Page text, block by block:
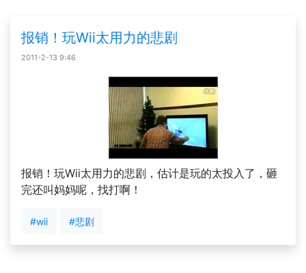
报销！玩Wii太用力的悲剧
2011-2-13 9:46
报销！玩Wii太用力的悲剧，估计是玩的太投入了，砸
完还叫妈妈呢，找打啊！
#wii #悲剧